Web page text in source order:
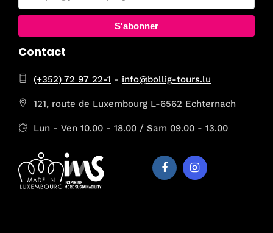
S'abonner
Contact
(+352) 72 97 22-1 - info@bollig-tours.lu
121, route de Luxembourg L-6562 Echternach
Lun - Ven 10.00 - 18.00 / Sam 09.00 - 13.00